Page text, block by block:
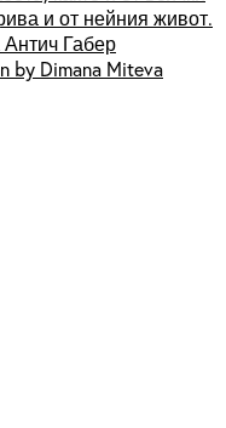
и от нейния живот.
Габер
by Dimana Miteva